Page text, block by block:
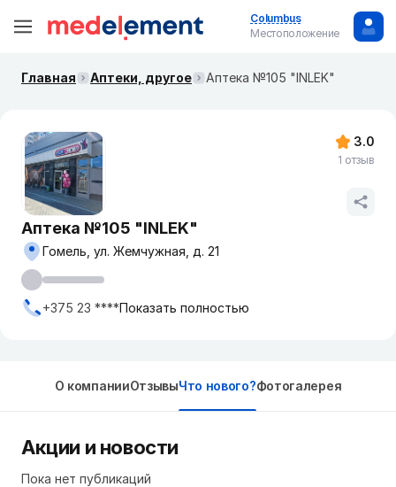
Columbus
Местоположение
Главная Аптеки, другое Аптека №105 "INLEK"
Аптека №105 "INLEK"
Гомель, ул. Жемчужная, д. 21
+375 23 ****Показать полностью
3.0
1 отзыв
О компанииОтзывыЧто нового?Фотогалерея
Акции и новости
Пока нет публикаций